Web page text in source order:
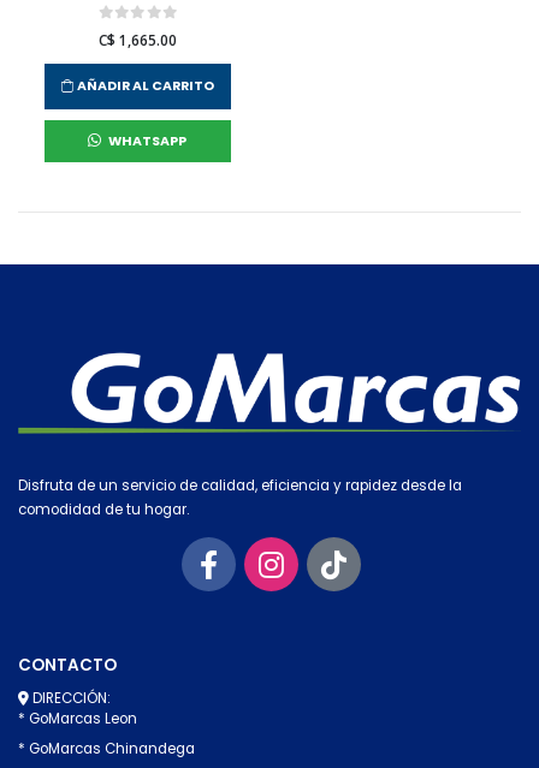
C$ 1,665.00
AÑADIR AL CARRITO
WHATSAPP
Disfruta de un servicio de calidad, eficiencia y rapidez desde la
comodidad de tu hogar.
CONTACTO
DIRECCIÓN:
* GoMarcas Leon
* GoMarcas Chinandega